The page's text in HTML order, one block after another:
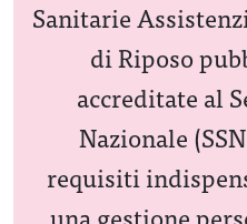
Sanitarie
di Riposo
accreditate al
Nazionale
requisiti
una gestione